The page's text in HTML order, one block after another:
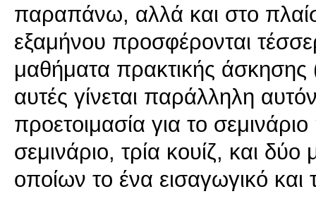
παραπάνω, αλλά και στο
εξαμήνου προσφέρονται
μαθήματα πρακτικής
αυτές γίνεται παράλληλη
προετοιμασία για το
σεμινάριο, τρία κουίζ, και
οποίων το ένα εισαγωγικό και